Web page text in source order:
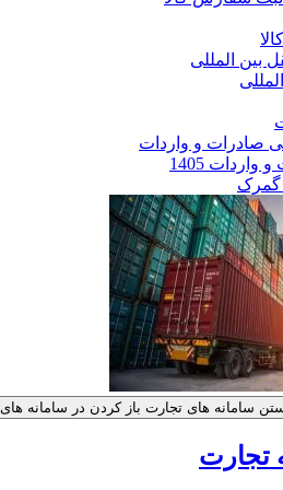
بین المللی
صادرات و واردات
1405
گمرک
سامانه های تجارت باز کردن در سامانه
تجارت